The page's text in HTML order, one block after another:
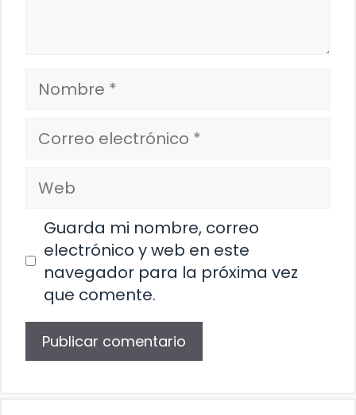
Nombre
Correo
electrónico
Web
Guarda mi nombre, correo
electrónico y web en este
navegador para la próxima vez
que comente.